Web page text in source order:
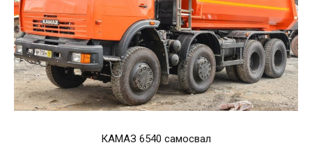
КАМАЗ 6540 самосвал